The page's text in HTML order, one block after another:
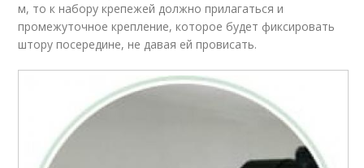
м, то к набору крепежей должно прилагаться и
промежуточное крепление, которое будет фиксировать
штору посередине, не давая ей провисать.